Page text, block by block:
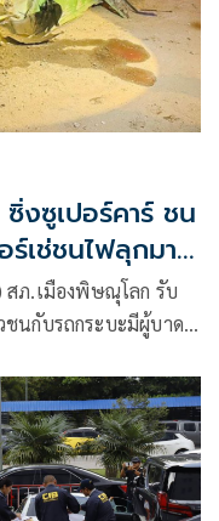
งซูเปอร์คาร์ ชน
เช่ชนไฟลุกมา
สภ.เมืองพิษณุโลก รับ
นกับรถกระบะมีผู้บาด
ณุโลก